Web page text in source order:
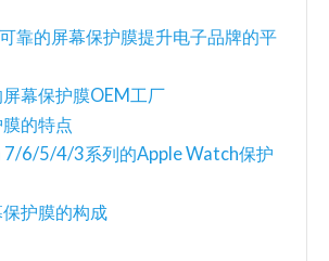
靠的屏幕保护膜提升电子品牌的平
幕保护膜OEM工厂
的特点
7/6/5/4/3系列的Apple Watch保护
护膜的构成